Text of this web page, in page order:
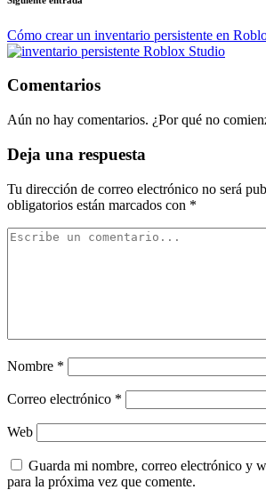
Cómo crear un inventario persistente en
Comentarios
Aún no hay comentarios. ¿Por qué no
Deja una respuesta
Tu dirección de correo electrónico no será
obligatorios están marcados con *
Nombre *
Correo electrónico *
Web
Guarda mi nombre, correo electrónico y
para la próxima vez que comente.